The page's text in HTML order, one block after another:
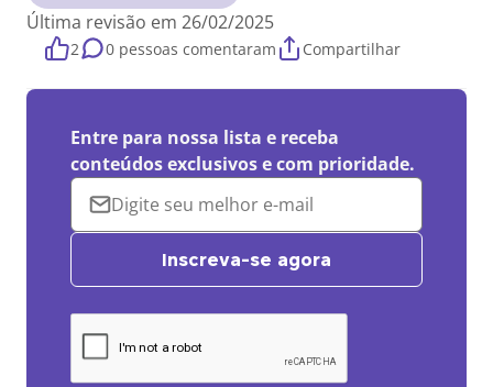
Última revisão em 26/02/2025
2 0 pessoas comentaram Compartilhar
Entre para nossa lista e receba
conteúdos exclusivos e com prioridade.
Inscreva-se agora